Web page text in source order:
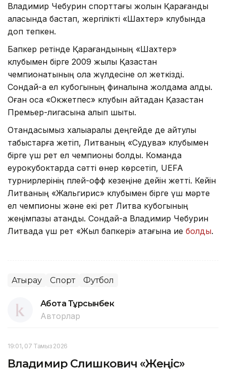
Владимир Чебурин спорттағы жолын Қарағанды
қаласында бастап, жергілікті «Шахтер» клубында
доп тепкен.
Бапкер ретінде Қарағандының «Шахтер»
клубымен бірге 2009 жылы Қазақстан
чемпионатының қола жүлдесіне қол жеткізді.
Сондай-ақ ел кубогының финалына жолдама алды.
Оған қоса «Окжетпес» клубын қайтадан Қазақстан
Премьер-лигасына алып шықты.
Отандасымыз халықаралық деңгейде де айтулы
табыстарға жетіп, Литваның «Судува» клубымен
бірге үш рет ел чемпионы болды. Команда
еурокубоктарда сәтті өнер көрсетіп, UEFA
турнирлерінің плей-офф кезеңіне дейін жетті. Кейін
Литваның «Жальгирис» клубымен бірге үш мәрте
ел чемпионы және екі рет Литва кубогының
жеңімпазы атанды. Сондай-ақ Владимир Чебурин
Литвада үш рет «Жыл бапкері» атағына ие болды.
Атырау Спорт Футбол
Ақбота Тұрсынбек
Авторлар
19:01, 07 Тамыз 2026
Владимир Слишкович «Жеңіс»